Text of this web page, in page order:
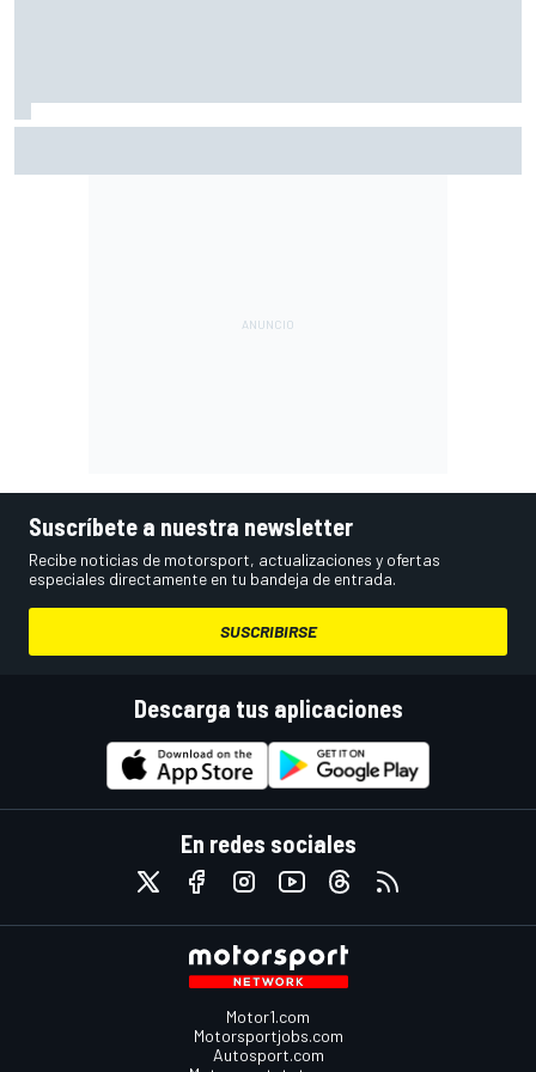
Suscríbete a nuestra newsletter
Recibe noticias de motorsport, actualizaciones y ofertas
especiales directamente en tu bandeja de entrada.
SUSCRIBIRSE
Descarga tus aplicaciones
En redes sociales
Motor1.com
Motorsportjobs.com
Autosport.com